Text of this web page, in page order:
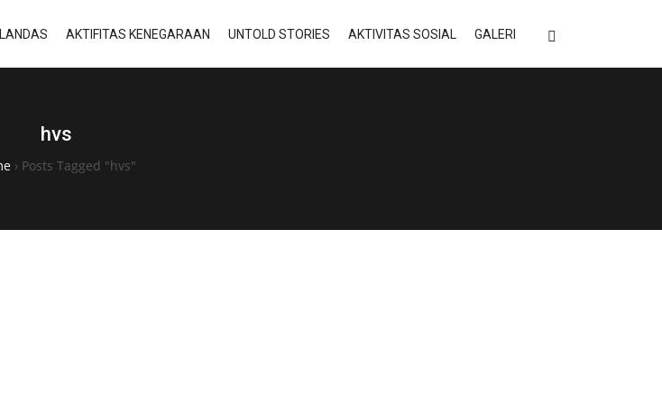
AKTIFITAS KENEGARAAN UNTOLD STORIES AKTIVITAS SOSIAL GALERI
hvs
› Posts Tagged "hvs"